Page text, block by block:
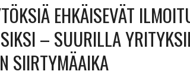
EHKÄISEVÄT
– SUURILLA
SIIRTYMÄAIKA